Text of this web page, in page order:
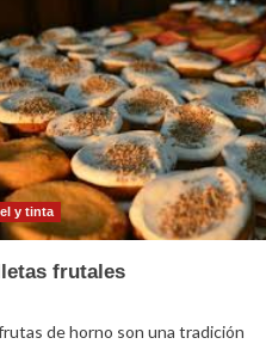
y tinta
frutales
de horno son una tradición